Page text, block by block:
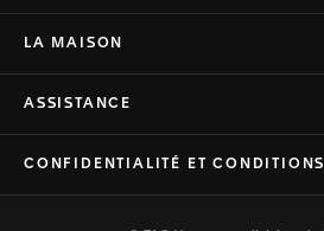
LA MAISON
ASSISTANCE
CONFIDENTIALITÉ ET CONDITIONS